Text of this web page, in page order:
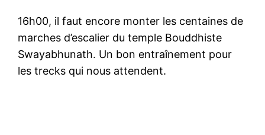
16h00, il faut encore monter les centaines de
marches d’escalier du temple Bouddhiste
Swayabhunath. Un bon entraînement pour
les trecks qui nous attendent.